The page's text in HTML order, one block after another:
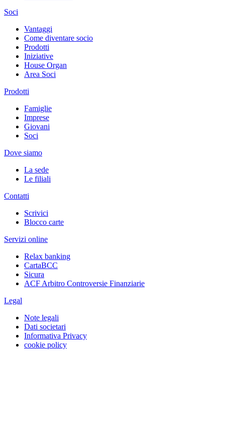
Soci
Vantaggi
Come diventare socio
Prodotti
Iniziative
House Organ
Area Soci
Prodotti
Famiglie
Imprese
Giovani
Soci
Dove siamo
La sede
Le filiali
Contatti
Scrivici
Blocco carte
Servizi online
Relax banking
CartaBCC
Sicura
ACF Arbitro Controversie Finanziarie
Legal
Note legali
Dati societari
Informativa Privacy
cookie policy